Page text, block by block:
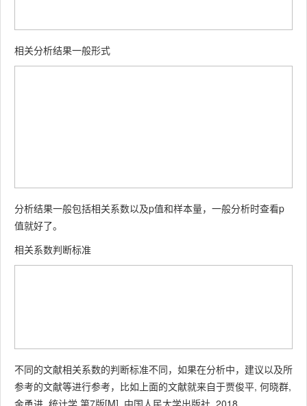
相关分析结果一般形式
分析结果一般包括相关系数以及p值和样本量，一般分析时查看p
值就好了。
相关系数判断标准
不同的文献相关系数的判断标准不同，如果在分析中，建议以及所
参考的文献等进行参考，比如上面的文献就来自于贾俊平, 何晓群,
金勇进. 统计学.第7版[M]. 中国人民大学出版社, 2018.